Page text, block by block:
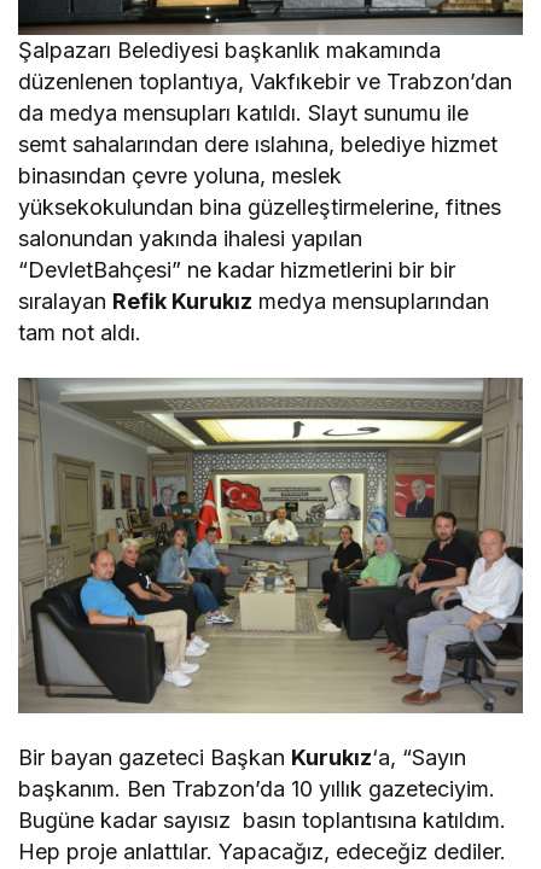
Şalpazarı Belediyesi başkanlık makamında
düzenlenen toplantıya, Vakfıkebir ve Trabzon’dan
da medya mensupları katıldı. Slayt sunumu ile
semt sahalarından dere ıslahına, belediye hizmet
binasından çevre yoluna, meslek
yüksekokulundan bina güzelleştirmelerine, fitnes
salonundan yakında ihalesi yapılan
“DevletBahçesi” ne kadar hizmetlerini bir bir
sıralayan Refik Kurukız medya mensuplarından
tam not aldı.
Bir bayan gazeteci Başkan Kurukız‘a, “Sayın
başkanım. Ben Trabzon’da 10 yıllık gazeteciyim.
Bugüne kadar sayısız basın toplantısına katıldım.
Hep proje anlattılar. Yapacağız, edeceğiz dediler.